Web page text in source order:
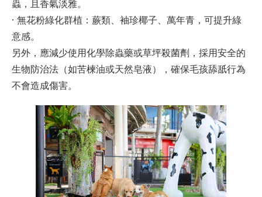
蟲，且香氣淡雅。
· 無花粉綠化群植 ：蕨類、袖珍椰子、萬年青，可提升綠
意感。
另外，應減少使用化學除蟲藥或草坪殺菌劑，採用安全的
生物防治法（如苦楝油或天然皂液），確保毛孩舔舐行為
不會造成傷害。